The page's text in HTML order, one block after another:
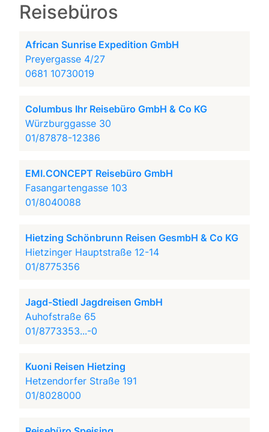
Reisebüros
African Sunrise Expedition GmbH
Preyergasse 4/27
0681 10730019
Columbus Ihr Reisebüro GmbH & Co KG
Würzburggasse 30
01/87878-12386
EMI.CONCEPT Reisebüro GmbH
Fasangartengasse 103
01/8040088
Hietzing Schönbrunn Reisen GesmbH & Co KG
Hietzinger Hauptstraße 12-14
01/8775356
Jagd-Stiedl Jagdreisen GmbH
Auhofstraße 65
01/8773353...-0
Kuoni Reisen Hietzing
Hetzendorfer Straße 191
01/8028000